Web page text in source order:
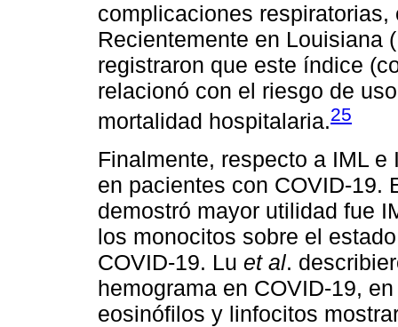
complicaciones
Recientemente en Louisiana
registraron que este índice
relacionó con el riesgo de
mortalidad hospitalaria.25
Finalmente, respecto a IML
en pacientes con COVID-19.
demostró mayor utilidad fue
los monocitos sobre el
COVID-19. Lu et al.
hemograma en COVID-19,
eosinófilos y linfocitos